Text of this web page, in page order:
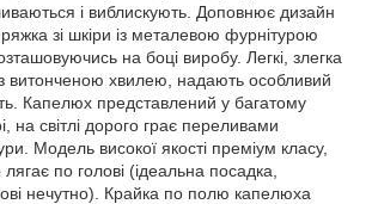
і виблискують. Доповнює дизайн
зі шкіри із металевою фурнітурою
на боці виробу. Легкі, злегка
витонченою хвилею, надають особливий
Капелюх представлений у багатому
на світлі дорого грає переливами
Модель високої якості преміум класу,
по голові (ідеальна посадка,
нечутно). Крайка по полю капелюха